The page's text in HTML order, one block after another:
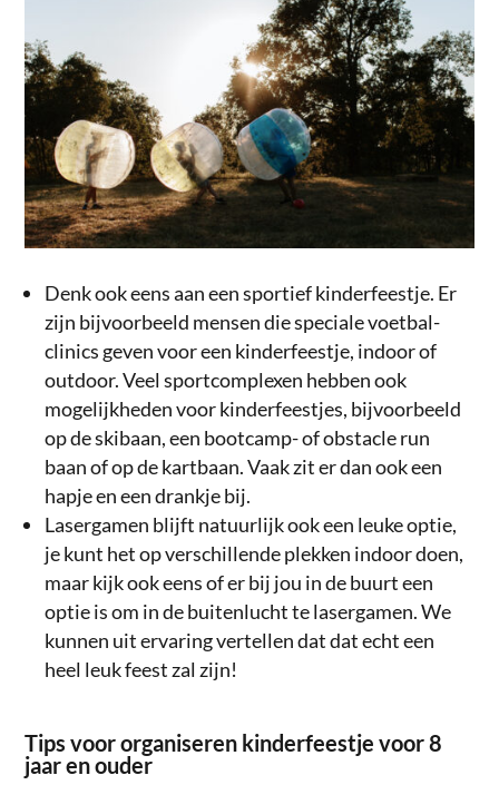
Denk ook eens aan een sportief kinderfeestje. Er
zijn bijvoorbeeld mensen die speciale voetbal-
clinics geven voor een kinderfeestje, indoor of
outdoor. Veel sportcomplexen hebben ook
mogelijkheden voor kinderfeestjes, bijvoorbeeld
op de skibaan, een bootcamp- of obstacle run
baan of op de kartbaan. Vaak zit er dan ook een
hapje en een drankje bij.
Lasergamen blijft natuurlijk ook een leuke optie,
je kunt het op verschillende plekken indoor doen,
maar kijk ook eens of er bij jou in de buurt een
optie is om in de buitenlucht te lasergamen. We
kunnen uit ervaring vertellen dat dat echt een
heel leuk feest zal zijn!
Tips voor organiseren kinderfeestje voor 8
jaar en ouder